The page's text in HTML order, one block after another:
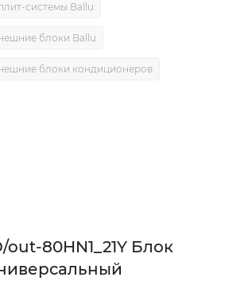
системы Ballu
блоки Ballu
блоки кондиционеров
out-80HN1_21Y Блок